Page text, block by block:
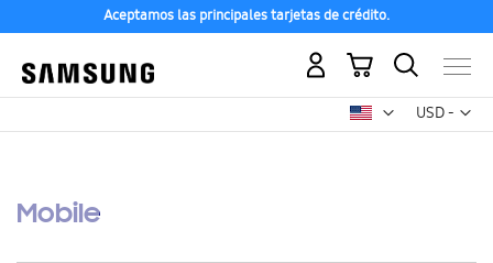
Aceptamos las principales tarjetas de crédito.
USD -
dólar
Mi carrito
Mobile